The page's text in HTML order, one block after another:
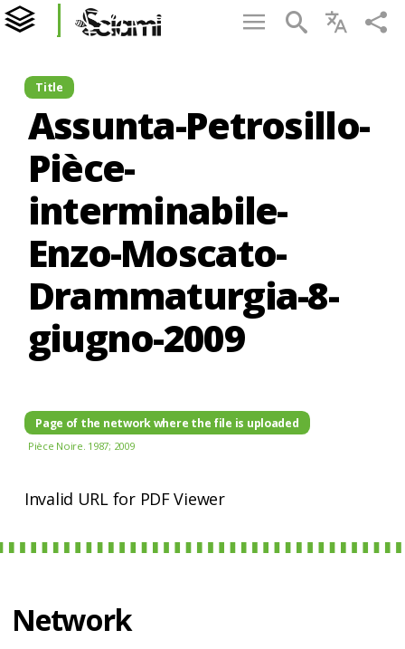
Title
Assunta-Petrosillo-
Pièce-
interminabile-
Enzo-Moscato-
Drammaturgia-8-
giugno-2009
Page of the network where the file is uploaded
Pièce Noire. 1987; 2009
Invalid URL for PDF Viewer
Network